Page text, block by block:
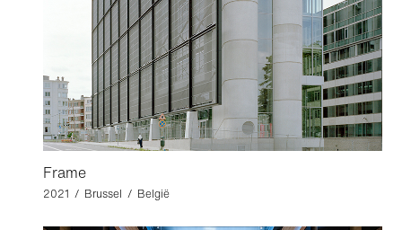
Frame
2021 / Brussel / België